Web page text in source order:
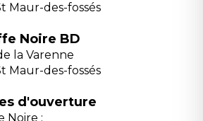
Maur-des-fossés
Noire BD
la Varenne
Maur-des-fossés
d'ouverture
Noire :